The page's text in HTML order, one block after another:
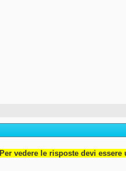
Per vedere le risposte devi